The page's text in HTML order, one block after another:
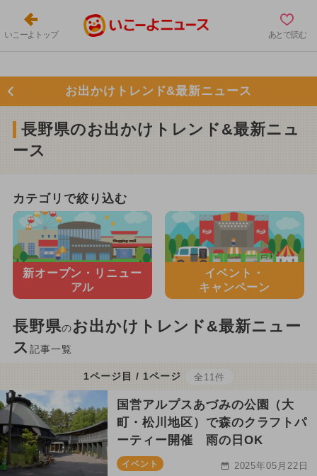
いこーよトップ あとで読む
お出かけトレンド&最新ニュース
長野県のお出かけトレンド&最新ニュ
ース
カテゴリで絞り込む
新オープン・ リニュー
アル
イベント・
キャンペーン
長野県のお出かけトレンド&最新ニュー
ス 記事一覧
1ページ目 / 1ページ 全11件
国営アルプスあづみの公園（大
町・松川地区）で森のクラフトパ
ーティー開催 雨の日OK
イベント 2025年05月22日